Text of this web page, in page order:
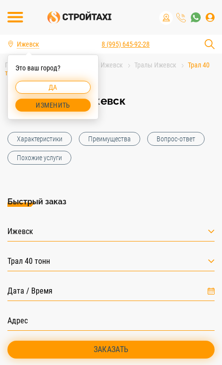
Ижевск
Это ваш город?
ДА
ИЗМЕНИТЬ
8 (995) 645-92-28
Главная Аренда спецтехники Ижевск Тралы Ижевск
Трал 40
тонн Ижевск
Трал 40 тонн Ижевск
Характеристики Преимущества Вопрос-ответ
Похожие услуги
Быстрый заказ
Ижевск
Трал 40 тонн
ЗАКАЗАТЬ